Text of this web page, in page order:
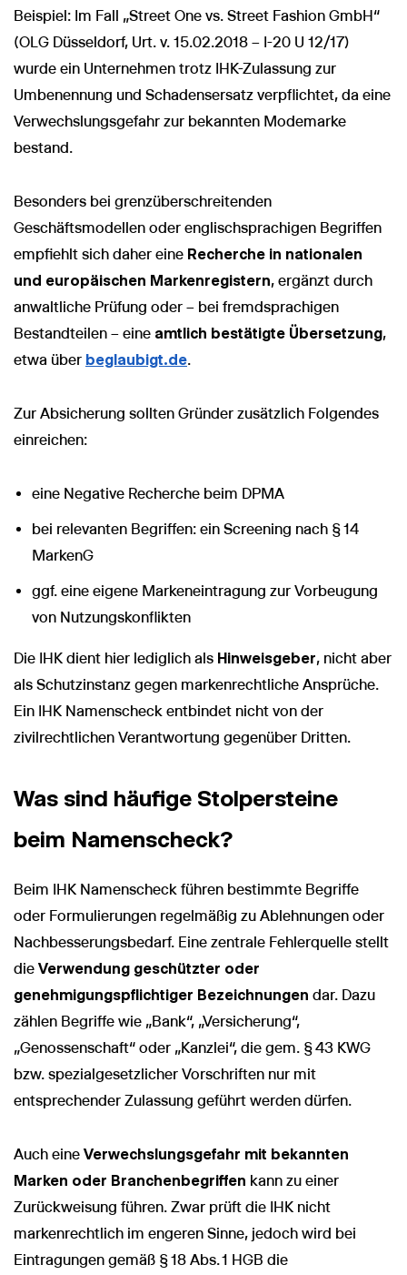
Beispiel: Im Fall „Street One vs. Street Fashion GmbH“
(OLG Düsseldorf, Urt. v. 15.02.2018 – I-20 U 12/17)
wurde ein Unternehmen trotz IHK-Zulassung zur
Umbenennung und Schadensersatz verpflichtet, da eine
Verwechslungsgefahr zur bekannten Modemarke
bestand.
Besonders bei grenzüberschreitenden
Geschäftsmodellen oder englischsprachigen Begriffen
empfiehlt sich daher eine Recherche in nationalen
und europäischen Markenregistern, ergänzt durch
anwaltliche Prüfung oder – bei fremdsprachigen
Bestandteilen – eine amtlich bestätigte Übersetzung,
etwa über beglaubigt.de.
Zur Absicherung sollten Gründer zusätzlich Folgendes
einreichen:
eine Negative Recherche beim DPMA
bei relevanten Begriffen: ein Screening nach § 14
MarkenG
ggf. eine eigene Markeneintragung zur Vorbeugung
von Nutzungskonflikten
Die IHK dient hier lediglich als Hinweisgeber, nicht aber
als Schutzinstanz gegen markenrechtliche Ansprüche.
Ein IHK Namenscheck entbindet nicht von der
zivilrechtlichen Verantwortung gegenüber Dritten.
Was sind häufige Stolpersteine
beim Namenscheck?
Beim IHK Namenscheck führen bestimmte Begriffe
oder Formulierungen regelmäßig zu Ablehnungen oder
Nachbesserungsbedarf. Eine zentrale Fehlerquelle stellt
die Verwendung geschützter oder
genehmigungspflichtiger Bezeichnungen dar. Dazu
zählen Begriffe wie „Bank“, „Versicherung“,
„Genossenschaft“ oder „Kanzlei“, die gem. § 43 KWG
bzw. spezialgesetzlicher Vorschriften nur mit
entsprechender Zulassung geführt werden dürfen.
Auch eine Verwechslungsgefahr mit bekannten
Marken oder Branchenbegriffen kann zu einer
Zurückweisung führen. Zwar prüft die IHK nicht
markenrechtlich im engeren Sinne, jedoch wird bei
Eintragungen gemäß § 18 Abs. 1 HGB die
Wir nutzen Cookies und Pixel um Dir die bestmögliche
Browsing-Erfahrung zu bieten. Die mit Hilfe von Cookies und
Webseite genutzt und um Beglaubigt.de-Nutzern und
potenziellen Neukunden die für sie relevantesten
Informationen anzuzeigen. Diese Daten werden im Rahmen
unserer EU-weiten und globalen Tätigkeiten genutzt.
Mehr erfahren
ALLE AKZEPTIEREN
Cookie Einstellungen